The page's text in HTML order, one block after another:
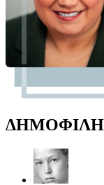
ΔΗΜΟΦΙΛΗ